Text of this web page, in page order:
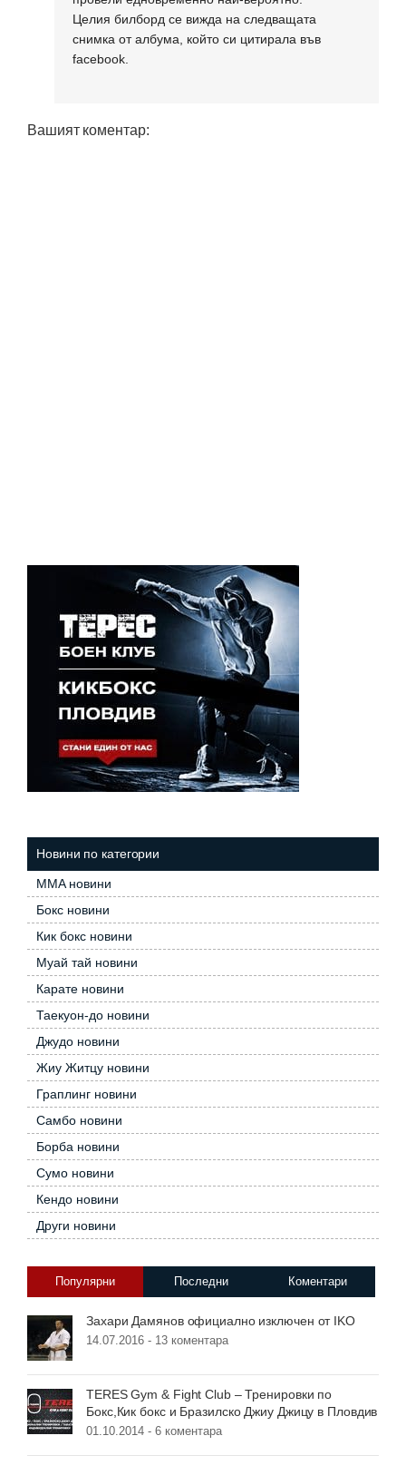
Целия билборд се вижда на следващата
снимка от албума, който си цитирала във
facebook.
Вашият коментар:
Новини по категории
MMA новини
Бокс новини
Кик бокс новини
Муай тай новини
Карате новини
Таекуон-до новини
Джудо новини
Жиу Житцу новини
Граплинг новини
Самбо новини
Борба новини
Сумо новини
Кендо новини
Други новини
Популярни Последни Коментари
Захари Дамянов официално изключен от IKO
14.07.2016 - 13 коментара
TERES Gym & Fight Club – Тренировки по
Бокс,Кик бокс и Бразилско Джиу Джицу в Пловдив
01.10.2014 - 6 коментара